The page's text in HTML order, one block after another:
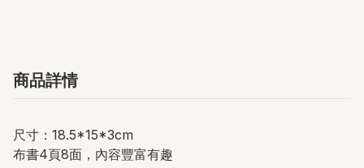
商品詳情
尺寸：18.5*15*3cm
布書4頁8面，內容豐富有趣